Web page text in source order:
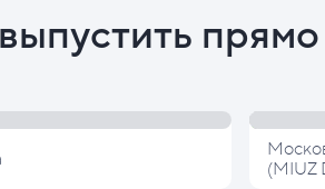
прямо
(MIUZ